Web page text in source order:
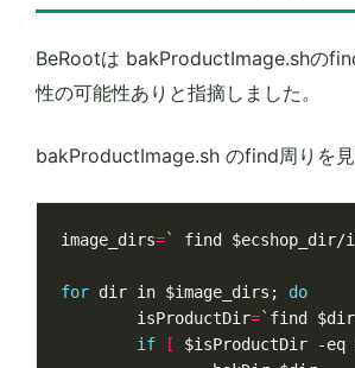
BeRootは bakProductImage.shの
性の可能性ありと指摘しました。
bakProductImage.sh のfind周りを見
image_dirs=` find $ecshop_dir/
for dir in $image_dirs ;
do
isProductDir=` find $dir
if
[ $isProductDir -eq